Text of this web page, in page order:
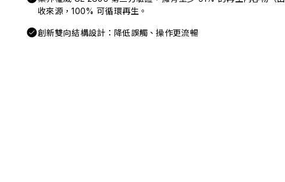
收來源，100% 可循環再生。
創新雙向結構設計：降低誤觸、操作更流暢